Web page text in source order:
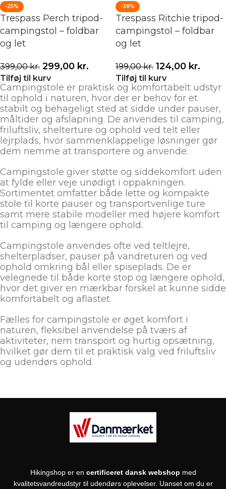
-25%
Trespass Perch tripod-
campingstol – foldbar
og let
399,00kr. 299,00 kr.
Tilføj til kurv
-38%
Trespass Ritchie tripod-
campingstol – foldbar
og let
199,00kr. 124,00 kr.
Tilføj til kurv
Campingstole er praktisk og komfortabelt udstyr
til ophold i naturen, hvor der er behov for et
stabilt og behageligt sted at sidde under pauser,
måltider og afslapning. De anvendes til camping,
friluftsliv, shelterture og ophold ved telt eller
lejrplads, hvor sammenklappelige løsninger gør
dem nemme at transportere og anvende.
Campingstole giver støtte og siddekomfort uden
at fylde eller veje unødigt i oppakningen.
Sortimentet omfatter både lette og kompakte
stole til korte pauser og transportvenlige ture
samt mere stabile modeller med højere komfort
til camping og længere ophold.
Campingstole anvendes ofte ved teltlejre,
shelterpladser, pauser på vandreturen og ved
ophold omkring bål eller spiseplads. De er
velegnede til både korte stop og længere ophold,
hvor det giver en mærkbar forskel at kunne sidde
komfortabelt og aflastet.
Fælles for campingstole er øget komfort i
naturen, fleksibel anvendelse på tværs af
aktiviteter, nem transport og hurtig opsætning,
hvilket gør dem til et praktisk valg ved friluftsliv
og udendørs ophold.
Hikingshop er en certificeret dansk webshop med
kvalitetsvandreudstyr til udendørs oplevelser. Uanset om du er